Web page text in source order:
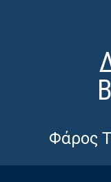
Φάρος